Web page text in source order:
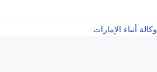
وكالة أنباء الإمارات